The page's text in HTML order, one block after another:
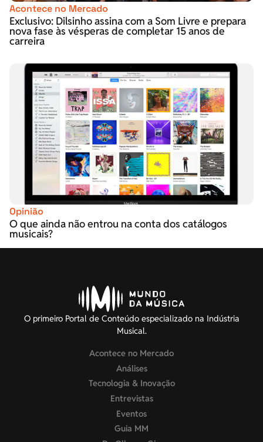
Acontece no Mercado
Exclusivo: Dilsinho assina com a Som Livre e prepara
nova fase às vésperas de completar 15 anos de
carreira
Opinião
O que ainda não entrou na conta dos catálogos
musicais?
O primeiro Portal de Conteúdo especializado na Indústria
Musical.
Acontece no Mercado
Análises
Tecnologia & Inovação
Entrevistas
Eventos
Guia MM